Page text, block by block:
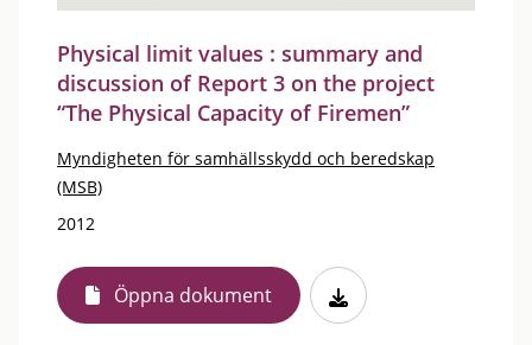
Physical limit values : summary and
discussion of Report 3 on the project
“The Physical Capacity of Firemen”
Myndigheten för samhällsskydd och beredskap
(MSB)
2012
Öppna dokument